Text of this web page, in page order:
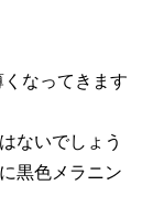
なってきます
ないでしょう
黒色メラニン